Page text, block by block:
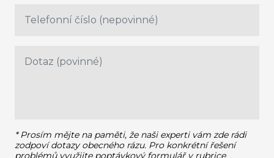
* Prosím mějte na paměti, že naši experti vám zde rádi
zodpoví dotazy obecného rázu. Pro konkrétní řešení
problémů využijte poptávkový formulář v rubrice